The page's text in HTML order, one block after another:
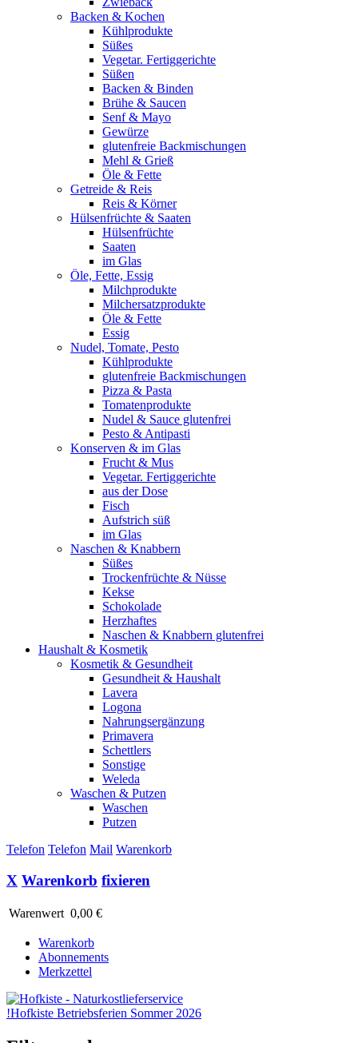
Backen & Kochen
Kühlprodukte
Süßes
Vegetar. Fertiggerichte
Süßen
Backen & Binden
Brühe & Saucen
Senf & Mayo
Gewürze
glutenfreie Backmischungen
Mehl & Grieß
Öle & Fette
Getreide & Reis
Reis & Körner
Hülsenfrüchte & Saaten
Hülsenfrüchte
Saaten
im Glas
Öle, Fette, Essig
Milchprodukte
Milchersatzprodukte
Öle & Fette
Essig
Nudel, Tomate, Pesto
Kühlprodukte
glutenfreie Backmischungen
Pizza & Pasta
Tomatenprodukte
Nudel & Sauce glutenfrei
Pesto & Antipasti
Konserven & im Glas
Frucht & Mus
Vegetar. Fertiggerichte
aus der Dose
Fisch
Aufstrich süß
im Glas
Naschen & Knabbern
Süßes
Trockenfrüchte & Nüsse
Kekse
Schokolade
Herzhaftes
Naschen & Knabbern glutenfrei
Haushalt & Kosmetik
Kosmetik & Gesundheit
Gesundheit & Haushalt
Lavera
Logona
Nahrungsergänzung
Primavera
Schettlers
Sonstige
Weleda
Waschen & Putzen
Waschen
Putzen
Telefon Telefon Mail Warenkorb
X Warenkorb fixieren
Warenwert 0,00 €
Warenkorb
Abonnements
Merkzettel
!Hofkiste Betriebsferien Sommer 2026